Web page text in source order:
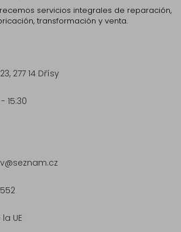
servicios integrales de reparación,
transformación y venta.
277 14 Dřísy
15:30
UE